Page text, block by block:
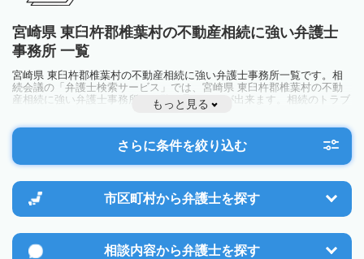
宮崎県 東臼杵郡椎葉村の不動産相続に強い弁護士
事務所 一覧
宮崎県 東臼杵郡椎葉村の不動産相続に強い弁護士事務所一覧です。相
続会議の「弁護士検索サービス」では、宮崎県 東臼杵郡椎葉村の不動
産相続に強い弁護士事務所を一覧で見ることが出来ます。相続のトラブ
ルやお悩みを抱えている方は一度近隣の弁護士に相談してみましょう。
もっと見る
さらに条件を絞り込む
市区町村から弁護士を探す
相談内容から弁護士を探す